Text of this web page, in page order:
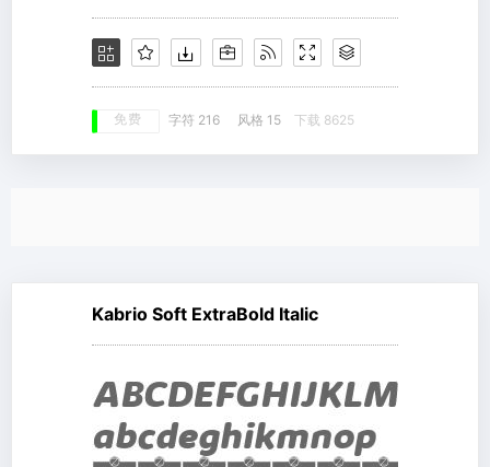
免费 字符 216 风格 15 下载 8625
Kabrio Soft ExtraBold Italic